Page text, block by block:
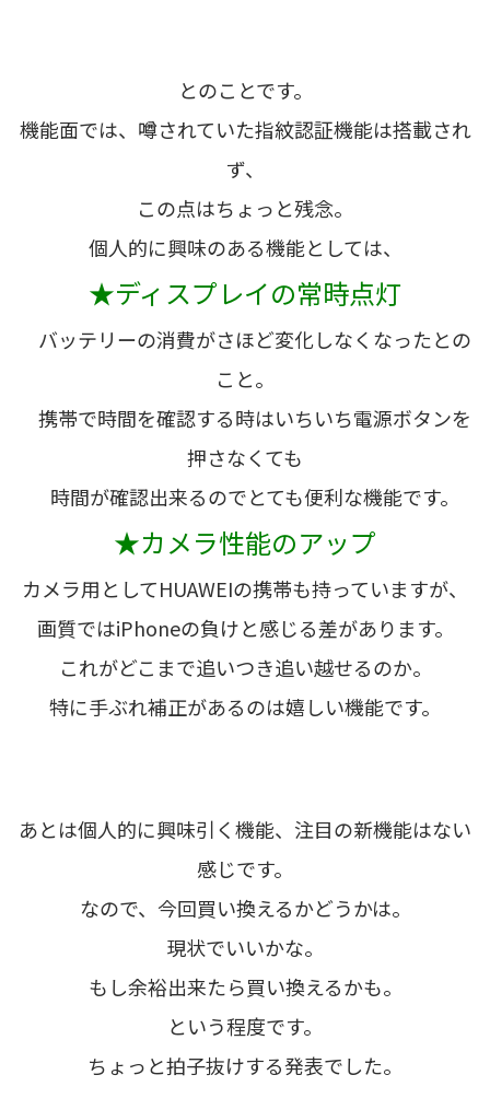
とのことです。
機能面では、噂されていた指紋認証機能は搭載され
ず、
この点はちょっと残念。
個人的に興味のある機能としては、
★ディスプレイの常時点灯
バッテリーの消費がさほど変化しなくなったとの
こと。
携帯で時間を確認する時はいちいち電源ボタンを
押さなくても
時間が確認出来るのでとても便利な機能です。
★カメラ性能のアップ
カメラ用としてHUAWEIの携帯も持っていますが、
画質ではiPhoneの負けと感じる差があります。
これがどこまで追いつき追い越せるのか。
特に手ぶれ補正があるのは嬉しい機能です。
あとは個人的に興味引く機能、注目の新機能はない
感じです。
なので、今回買い換えるかどうかは。
現状でいいかな。
もし余裕出来たら買い換えるかも。
という程度です。
ちょっと拍子抜けする発表でした。